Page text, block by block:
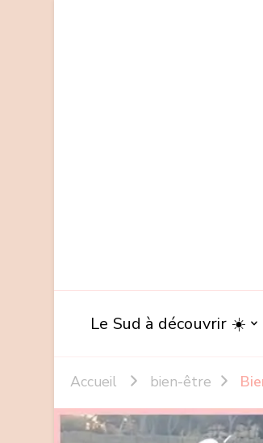
Le Sud à découvrir ☀️
Accueil bien-être